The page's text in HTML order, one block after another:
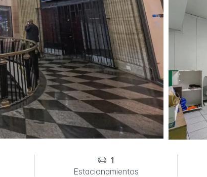
1
Estacionamientos